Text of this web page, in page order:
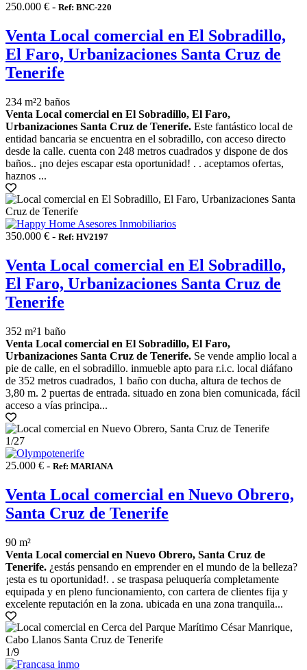
250.000 € - Ref: BNC-220
Venta Local comercial en El Sobradillo,
El Faro, Urbanizaciones Santa Cruz de
Tenerife
234 m²2 baños
Venta Local comercial en El Sobradillo, El Faro,
Urbanizaciones Santa Cruz de Tenerife. Este fantástico local de
entidad bancaria se encuentra en el sobradillo, con acceso directo
desde la calle. cuenta con 248 metros cuadrados y dispone de dos
baños.. ¡no dejes escapar esta oportunidad! . . aceptamos ofertas,
haznos ...
350.000 € - Ref: HV2197
Venta Local comercial en El Sobradillo,
El Faro, Urbanizaciones Santa Cruz de
Tenerife
352 m²1 baño
Venta Local comercial en El Sobradillo, El Faro,
Urbanizaciones Santa Cruz de Tenerife. Se vende amplio local a
pie de calle, en el sobradillo. inmueble apto para r.i.c. local diáfano
de 352 metros cuadrados, 1 baño con ducha, altura de techos de
3,80 m. 2 puertas de entrada. situado en zona bien comunicada, fácil
acceso a vías principa...
1/27
25.000 € - Ref: MARIANA
Venta Local comercial en Nuevo Obrero,
Santa Cruz de Tenerife
90 m²
Venta Local comercial en Nuevo Obrero, Santa Cruz de
Tenerife. ¿estás pensando en emprender en el mundo de la belleza?
¡esta es tu oportunidad!. . se traspasa peluquería completamente
equipada y en pleno funcionamiento, con cartera de clientes fija y
excelente reputación en la zona. ubicada en una zona tranquila...
1/9